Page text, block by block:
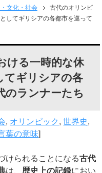
文化・社会
古代のオリンピ
してギリシアの各都市を巡って
ける一時的な休
てギリシアの各
のランナーたち
, オリンピック ,世界史,
葉の意味]
けられることになる古代
は、 歴史上の記録におい